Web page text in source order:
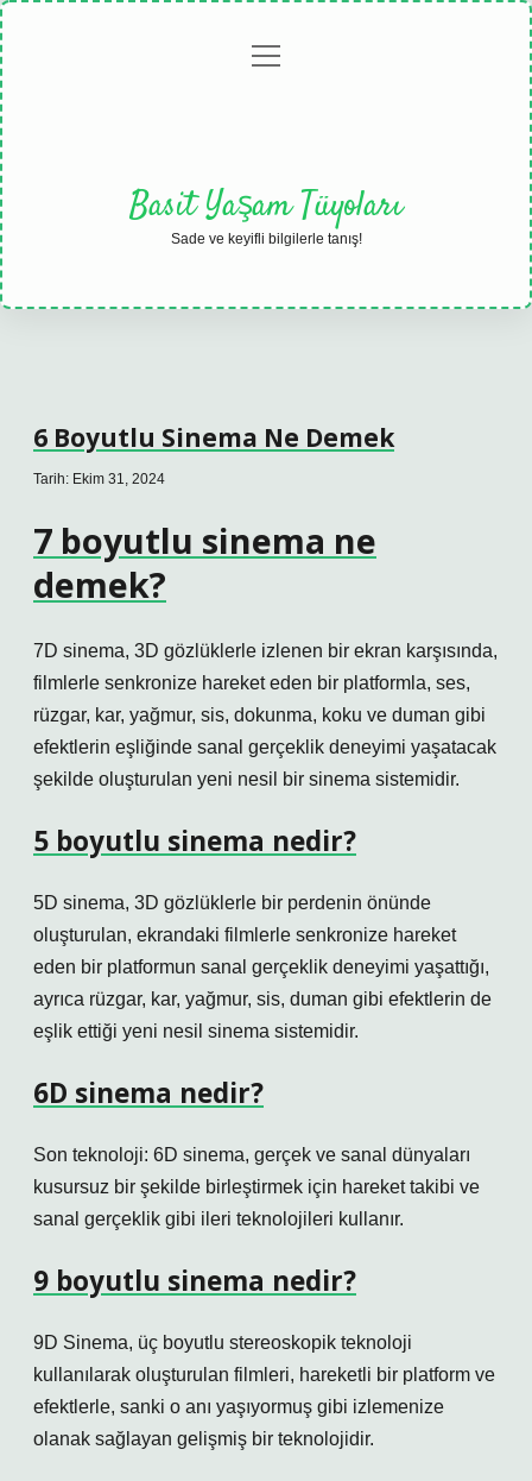
Gizlilikmenüyü
Basit Yaşam Tüyoları
Sade ve keyifli bilgilerle tanış!
6 Boyutlu Sinema Ne Demek
Tarih: Ekim 31, 2024
7 boyutlu sinema ne
demek?
7D sinema, 3D gözlüklerle izlenen bir ekran karşısında,
filmlerle senkronize hareket eden bir platformla, ses,
rüzgar, kar, yağmur, sis, dokunma, koku ve duman gibi
efektlerin eşliğinde sanal gerçeklik deneyimi yaşatacak
şekilde oluşturulan yeni nesil bir sinema sistemidir.
5 boyutlu sinema nedir?
5D sinema, 3D gözlüklerle bir perdenin önünde
oluşturulan, ekrandaki filmlerle senkronize hareket
eden bir platformun sanal gerçeklik deneyimi yaşattığı,
ayrıca rüzgar, kar, yağmur, sis, duman gibi efektlerin de
eşlik ettiği yeni nesil sinema sistemidir.
6D sinema nedir?
Son teknoloji: 6D sinema, gerçek ve sanal dünyaları
kusursuz bir şekilde birleştirmek için hareket takibi ve
sanal gerçeklik gibi ileri teknolojileri kullanır.
9 boyutlu sinema nedir?
9D Sinema, üç boyutlu stereoskopik teknoloji
kullanılarak oluşturulan filmleri, hareketli bir platform ve
efektlerle, sanki o anı yaşıyormuş gibi izlemenize
olanak sağlayan gelişmiş bir teknolojidir.